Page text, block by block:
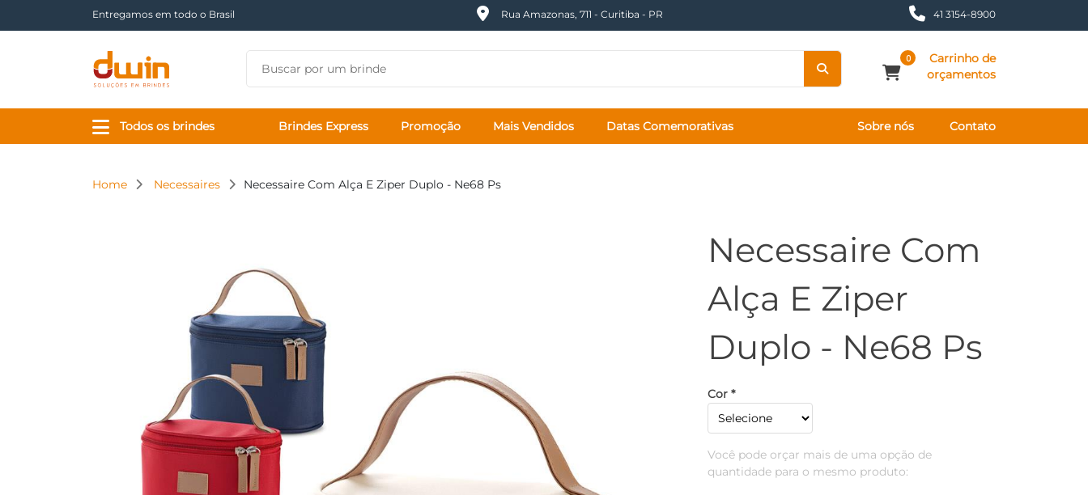
Há mais de 17 anos tornando sua marca presente Rua Amazonas, 711 - Curitiba - PR 41 3154-8900
0
Carrinho de
orçamentos
Todos os brindes Brindes Express Promoção Mais Vendidos Datas Comemorativas Sobre nós Contato
Home Necessaires Necessaire Com Alça E Ziper Duplo - Ne68 Ps
Necessaire Com
Alça E Ziper
Duplo - Ne68 Ps
Cor *
Você pode orçar mais de uma opção de
quantidade para o mesmo produto: